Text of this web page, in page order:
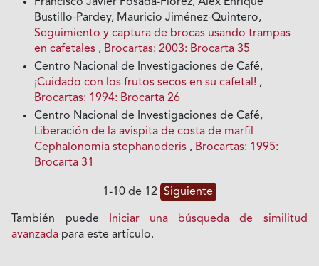
Francisco Javier Posada-Flórez, Álex Enrique
Bustillo-Pardey, Mauricio Jiménez-Quintero,
Seguimiento y captura de brocas usando trampas
en cafetales , Brocartas: 2003: Brocarta 35
Centro Nacional de Investigaciones de Café,
¡Cuidado con los frutos secos en su cafetal! ,
Brocartas: 1994: Brocarta 26
Centro Nacional de Investigaciones de Café,
Liberación de la avispita de costa de marfil
Cephalonomia stephanoderis , Brocartas: 1995:
Brocarta 31
1-10 de 12 Siguiente
También puede Iniciar una búsqueda de similitud
avanzada para este artículo.